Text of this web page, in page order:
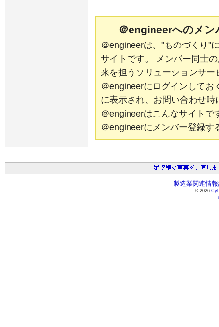
＠engineerへのメン
＠engineerは、"ものづくり"
サイトです。 メンバー同士
来を担うソリューションサ
＠engineerにログインしてお
に表示され、お問い合わせ時
＠engineerはこんなサイ
＠engineerにメンバー登
製造業関連情
© 2026